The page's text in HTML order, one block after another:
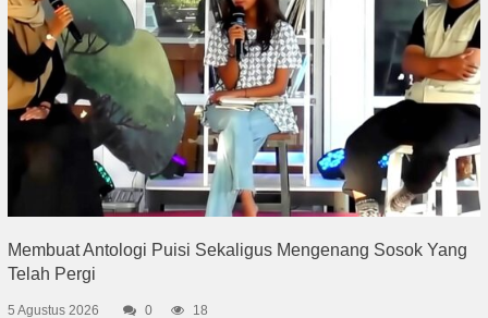
Membuat Antologi Puisi Sekaligus Mengenang Sosok Yang
Telah Pergi
5 Agustus 2026 0 18